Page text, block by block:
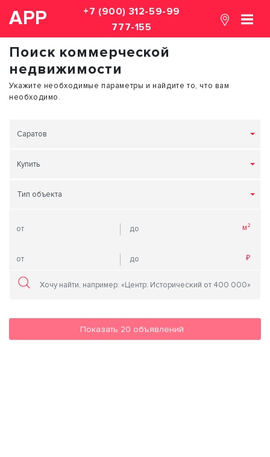
АРР
+7 (900) 312-59-99
777-155
Поиск коммерческой
недвижимости
Укажите необходимые параметры и найдите то, что вам
необходимо.
Саратов
Купить
Тип объекта
Показать 20 объявлений